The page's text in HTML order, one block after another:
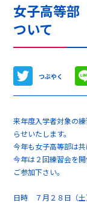
女子高等
ついて
つぶやく
来年度入学者対象の
らせいたします。
今年も女子高等部は
今年は２回練習会を
ご参加下さい。
日時 ７月２８日（